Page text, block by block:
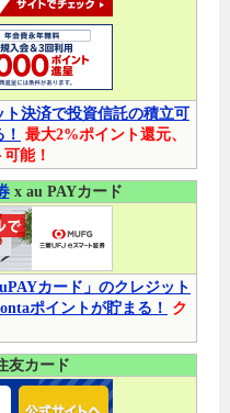
決済で投資信託の積立可
最大2%ポイント還元、
能！
x au PAYカード
カード」のクレジット
ポイントが貯まる！
ク
友カード